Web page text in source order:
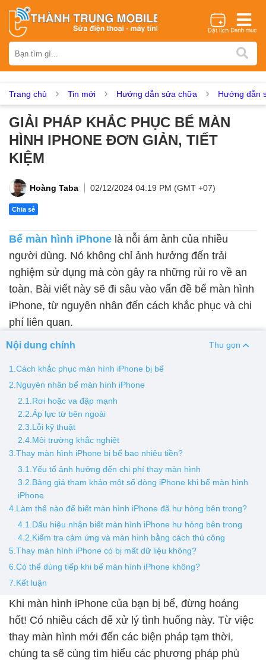
iPhone Samsung Oppo Xiaomi Realme Vivo
Nokia
Asus Sony Vertu LG Tecno
Dịch vụ sửa chữa
Thay mic Thay rung Thay main Unlock - Mở Khoá
Màn hình Vsmart Màn hình Google Pixel
Thay pin
Pin iPhone Pin Samsumg Pin Oppo Pin Xiaomi
Pin Realme
Thay vỏ
Vỏ iPhone Vỏ Samsung Vỏ Xiaomi
Vỏ Huawei Vỏ Vivo
Trang chủ Tin mới Hướng dẫn sửa chữa Hướng dẫn
GIẢI PHÁP KHẮC PHỤC BỂ MÀN
HÌNH IPHONE ĐƠN GIẢN, TIẾT
KIỆM
Hoàng Taba 02/12/2024 04:19 PM (GMT +07)
Chia sẻ
Bể màn hình iPhone là nỗi ám ảnh của nhiều
người dùng. Nó không chỉ ảnh hưởng đến trải
nghiệm sử dụng mà còn gây ra những rủi ro về an
toàn. Bài viết này sẽ đi sâu vào vấn đề bể màn hình
iPhone, từ nguyên nhân đến cách khắc phục và chi
phí liên quan.
Nội dung chính Thu gọn
1.Cách khắc phục màn hình iPhone bị bể
2.Nguyên nhân bể màn hình iPhone
2.1.Rơi hoặc va đập mạnh
2.2.Áp lực từ bên ngoài
2.3.Lỗi kỹ thuật
2.4.Môi trường khắc nghiệt
3.Thay màn hình iPhone bị bể bao nhiêu tiền?
3.1.Yếu tố ảnh hưởng đến chi phí thay màn hình
3.2.Bảng giá tham khảo một số dòng iPhone khi bể màn hình
iPhone
4.Làm thế nào để biết màn hình iPhone đã hư hỏng bên trong?
4.1.Dấu hiệu nhận biết màn hình iPhone hư hỏng bên trong
4.2.Kiểm tra cảm ứng và màn hình bằng cách thủ công
5.Thay màn hình iPhone có bị mất dữ liệu không?
6.Có thể dùng tiếp khi bể màn hình iPhone không?
7.Kết luận
Khi màn hình iPhone của bạn bị bể, đừng hoảng
hốt! Có nhiều cách để xử lý tình huống này. Từ việc
thay màn hình mới đến các biện pháp tạm thời,
chúng ta sẽ cùng tìm hiểu các phương pháp phù